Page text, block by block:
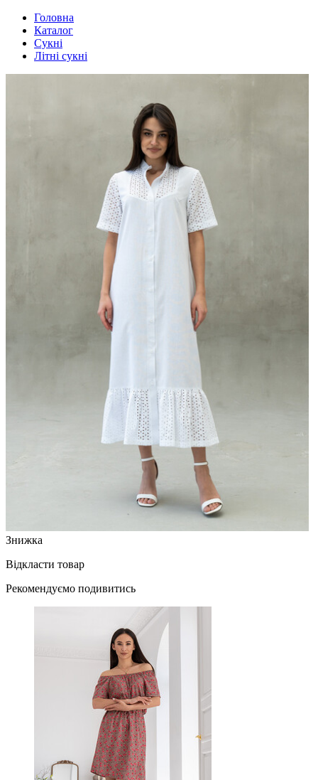
Головна
Каталог
Сукні
Літні сукні
Знижка
Відкласти товар
Рекомендуємо подивитись